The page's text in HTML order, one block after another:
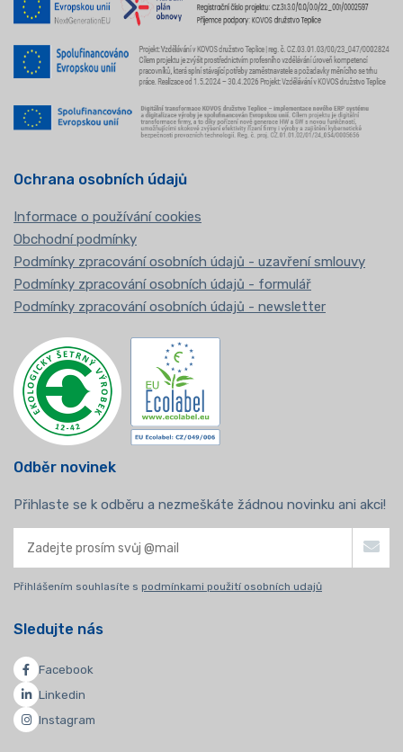
Ochrana osobních údajů
Informace o používání cookies
Obchodní podmínky
Podmínky zpracování osobních údajů - uzavření smlouvy
Podmínky zpracování osobních údajů - formulář
Podmínky zpracování osobních údajů - newsletter
Odběr novinek
Přihlaste se k odběru a nezmeškáte žádnou novinku ani akci!
Přihlášením souhlasíte s podmínkami použití osobních udajů
Sledujte nás
Facebook
Linkedin
Instagram